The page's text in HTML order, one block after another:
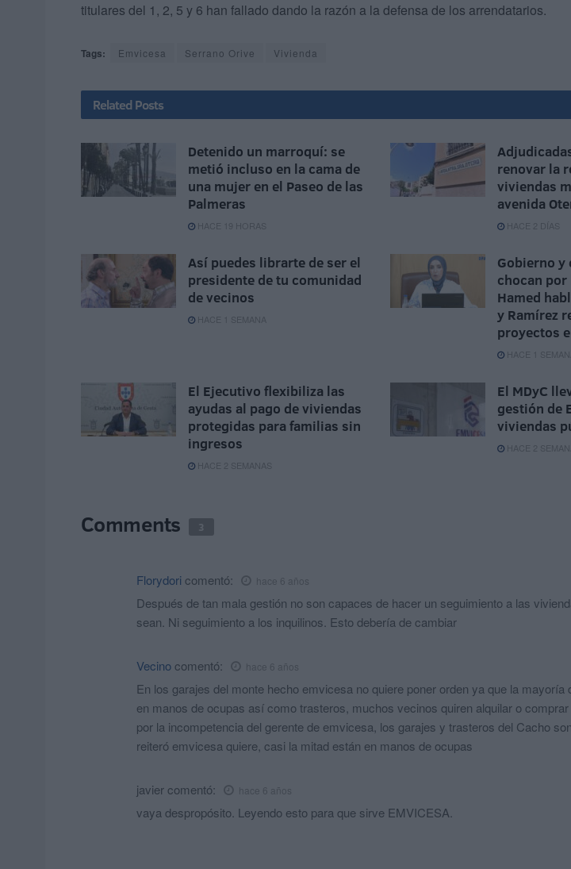
titulares del 1, 2, 5 y 6 han fallado dando la razón a la defensa de los arrendatarios.
Tags: Emvicesa Serrano Orive Vivienda
Related Posts
Detenido un marroquí: se
metió incluso en la cama de
una mujer en el Paseo de las
Palmeras
HACE 19 HORAS
renovar la
viviendas
avenida
HACE 2 DÍAS
Así puedes librarte de ser el
presidente de tu comunidad
de vecinos
HACE 1 SEMANA
Gobierno
chocan
Hamed
y Ramírez
proyectos
HACE 1
El Ejecutivo flexibiliza las
ayudas al pago de viviendas
protegidas para familias sin
ingresos
HACE 2 SEMANAS
El MDyC
gestión de
viviendas
HACE 2
Comments 3
Florydori comentó: hace 6 años
Después de tan mala gestión no son capaces de hacer un seguimiento a las
sean. Ni seguimiento a los inquilinos. Esto debería de cambiar
Vecino comentó: hace 6 años
En los garajes del monte hecho emvicesa no quiere poner orden ya que la mayoría
en manos de ocupas así como trasteros, muchos vecinos quiren alquilar o
por la incompetencia del gerente de emvicesa, los garajes y trasteros del Cacho
reiteró emvicesa quiere, casi la mitad están en manos de ocupas
javier comentó: hace 6 años
vaya despropósito. Leyendo esto para que sirve EMVICESA.